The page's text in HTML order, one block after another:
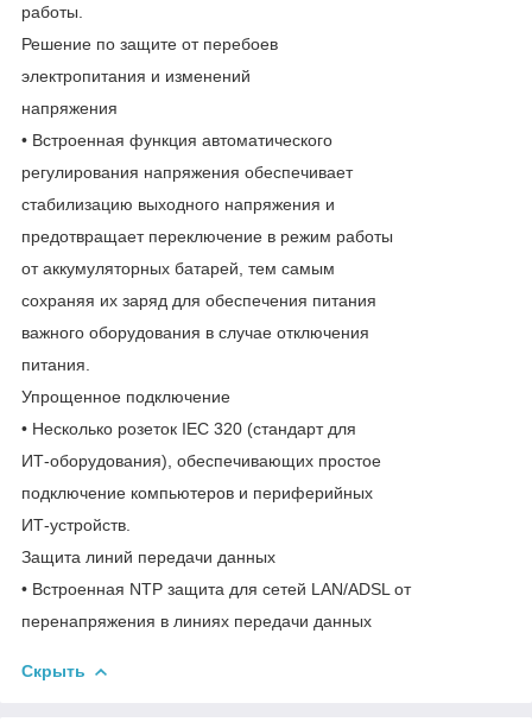
работы.
Решение по защите от перебоев
электропитания и изменений
напряжения
• Встроенная функция автоматического
регулирования напряжения обеспечивает
стабилизацию выходного напряжения и
предотвращает переключение в режим работы
от аккумуляторных батарей, тем самым
сохраняя их заряд для обеспечения питания
важного оборудования в случае отключения
питания.
Упрощенное подключение
• Несколько розеток IEC 320 (стандарт для
ИТ-оборудования), обеспечивающих простое
подключение компьютеров и периферийных
ИТ-устройств.
Защита линий передачи данных
• Встроенная NTP защита для сетей LAN/ADSL от
перенапряжения в линиях передачи данных
Скрыть